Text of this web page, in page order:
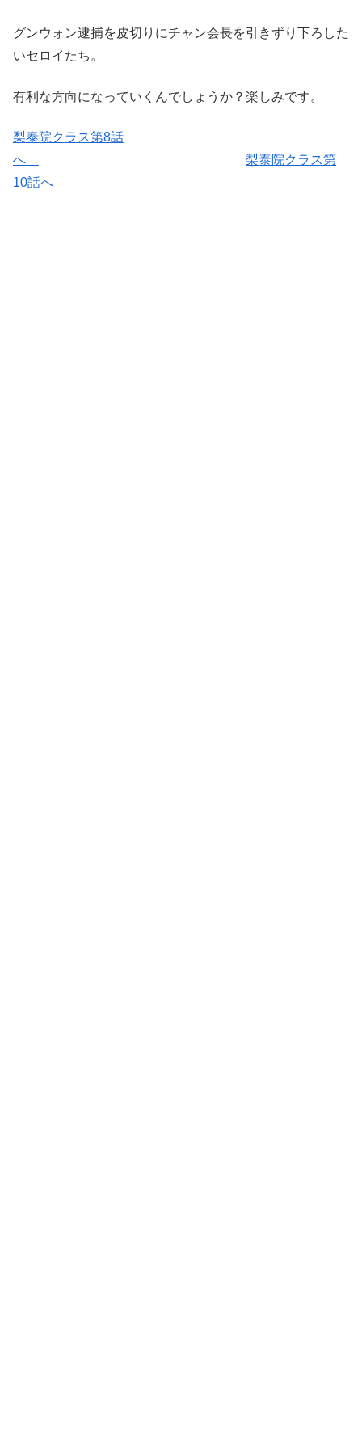
グンウォン逮捕を皮切りにチャン会長を引きずり下ろした
いセロイたち。
有利な方向になっていくんでしょうか？楽しみです。
梨泰院クラス第8話
へ
梨泰院クラス第
10話へ